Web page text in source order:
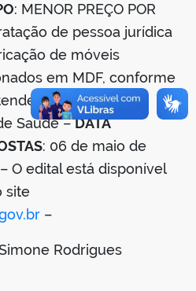
: MENOR PREÇO POR
de pessoa jurídica
de móveis
em MDF, conforme
demandas da
Saúde –DATA
: 06 de maio de
O edital está disponível
site
–
Rodrigues